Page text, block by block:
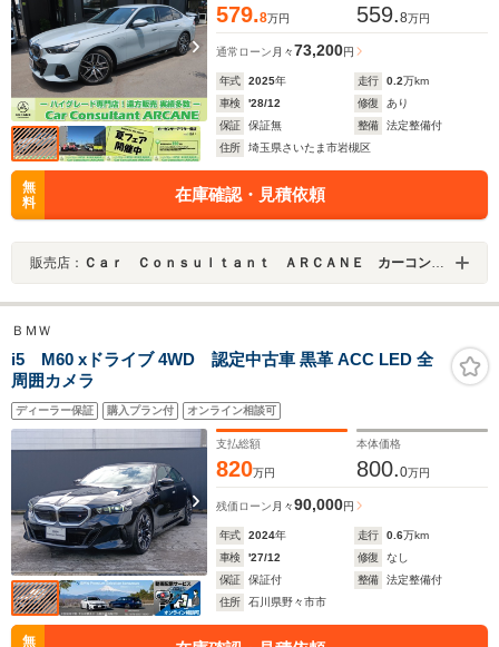
579.8万円 559.8万円
通常ローン 月々73,200円
年式 2025年 走行 0.2万km
車検
'28/12 修復
あり
保証
保証無 整備
法定整備付
住所
埼玉県さいたま市岩槻区
無
料
在庫確認・見積依頼
販売店： Ｃａｒ Ｃｏｎｓｕｌｔａｎｔ ＡＲＣＡＮＥ カーコンサルタントアーケイン
ＢＭＷ
i5 M60 xドライブ 4WD 認定中古車 黒革 ACC LED 全
周囲カメラ
ディーラー保証 購入プラン付 オンライン相談可
支払総額
820万円
本体価格
800.0万円
残価ローン 月々90,000円
年式 2024年 走行 0.6万km
車検
'27/12 修復
なし
保証
保証付 整備
法定整備付
住所
石川県野々市市
無